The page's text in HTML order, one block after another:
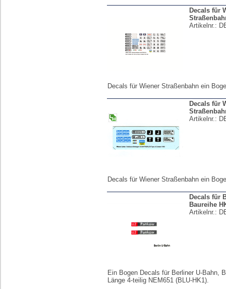
Decals für
Artikelnr.:
Decals für Wiener Straßenbahn ein
Decals für
Artikelnr.:
Decals für Wiener Straßenbahn ein
Decals für
Baureihe
Artikelnr.:
Ein Bogen Decals für Berliner U-Bahn,
Länge 4-teilig NEM651 (BLU-HK1).